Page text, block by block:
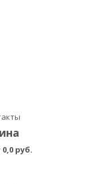
0,0 руб.